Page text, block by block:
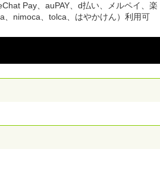
Pay、auPAY、d払い、メルペイ、楽
、nimoca、tolca、はやかけん）利用可